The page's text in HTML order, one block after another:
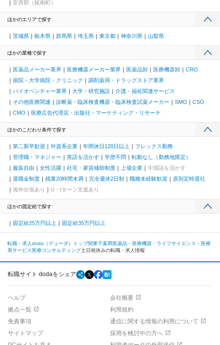
安房郡（鋸南町）
ほかのエリアで探す
茨城県 栃木県 群馬県 埼玉県 東京都 神奈川県 山梨県
ほかの業種で探す
医薬品メーカー業界 医療機器メーカー業界 医薬品卸 医療機器卸
CRO
病院・大学病院・クリニック
調剤薬局・ドラッグストア業界
バイオベンチャー業界
大学・研究施設
介護・福祉関連サービス
その他医療関連
診断薬・臨床検査機器・臨床検査試薬メーカー SMO
CSO
CMO
医療広告代理店・出版社・マーケティング・リサーチ
ほかのこだわり条件で探す
第二新卒歓迎 外資系企業 年間休日120日以上
フレックス勤務
管理職・マネジャー
英語を活かす 学歴不問
転勤なし（勤務地限定）
服装自由
女性活躍 社宅・家賃補助制度 上場企業
中国語を活かす
退職金制度
残業20時間未満 完全週休2日制 職種未経験歓迎
原則定時退社
海外出張あり
U・Iターン支援あり
ほかの固定給で探す
固定給25万円以上 固定給35万円以上
転職・求人doda（デューダ）トップ関東千葉県医薬品・医療機器・ライフサイエンス・医療
系サービス 医療コンサルティング土日祝休みの転職・求人情報
転職サイト dodaをシェア
ヘルプ
会社概要
拠点一覧
利用規約
免責事項
通信に関する情報の利用について
サイトマップ
採用を検討中の方へ